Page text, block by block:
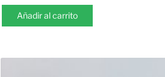
Añadir al carrito